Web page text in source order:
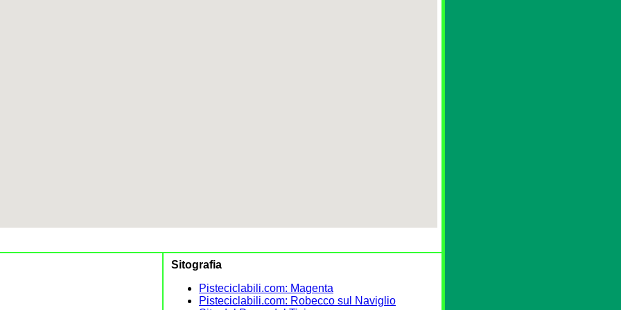
Sitografia
Pisteciclabili.com: Magenta
Pisteciclabili.com: Robecco sul Naviglio